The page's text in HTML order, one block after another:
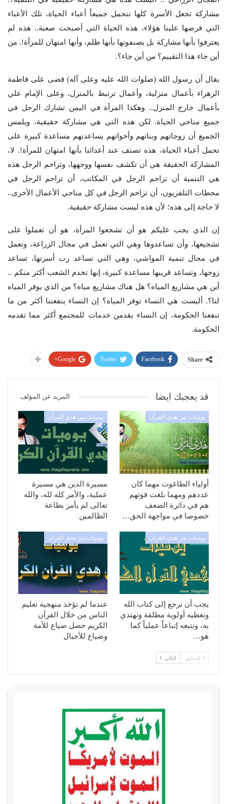
مشاركة تجعل الأسرة كلها تتحمل جميعاً أعباء الحياة، تلك الأعباء
التي فرضها علينا هؤلاء، هذه الحياة التي أصبحت صعبة.. هذه لم
يعترفوا بأنها مشاركة بل يصنفونها بأنها ظلم، وأنها امتهان للمرأة!. من
أين جاء هذا التقييم؟ من أين جاء؟.
يقال أن رسول الله (صلوات الله عليه وعلى آله) قضى على فاطمة
الزهراء بأعمال منزلية، وأعمال ترتبط بالمنزل، وعلى الإمام علي
بأعمال خارج المنزل.. وهكذا المرأة في اليمن تشارك الرجل في
جميع مناحي الحياة. لكن هذه التي هي مشاركة حقيقية، ويلمس
الجميع أن زوجاتهم وبناتهم وأخواتهم يساعدنهم مساعدة كبيرة على
تحمل أعباء الحياة، هذه تصنف عند أعدائنا بأنها امتهان للمرأة!. لا،
المشاركة الحقيقة هي أن تكشف نفسها ووجهها، وتزاحم الرجل هذه
هي التنمية أن تزاحم الرجل في المكاتب، أن تزاحم الرجل في
محطات التلفزيون، أن تزاحم الرجل في كل مناحي الأعمال الأخرى..
لا حاجة إلى هذه؛ لأن هذه ليست مشاركة حقيقية.
إن الذي يجب عليكم هو أن تشجعوا المرأة، هو أن تعملوا على
تشجيعها، وأن تساعدوها وهي التي تعمل في مجال الزراعة، وتعمل
في مجال تنمية المواشي، وهي التي تساعد رب أسرتها، تساعد
زوجها، وتساعد قريبها مساعدة كبيرة، إنها تخدم الشعب أكثر منكم ..
أين هي مشاريع المياه؟ هل هناك مشاريع مياه؟ من الذي يوفر المياه
لنا؟. أليست هي النساء توفر المياه؟ إن النساء ينفعننا أكثر من ما
تنفعنا الحكومة، إن النساء يقدمن خدمات للمجتمع أكثر مما تقدمه
الحكومة.
Share
Facebook
Twitter
Google+
قد يعجبك ايضا المزيد عن المؤلف
يوميات من هدي القرآن
أولياء الطاغوت مهما كان
عددهم ومهما بلغت قوتهم
هم في دائرة الضعف
خصوصا في مواجهة الحق…
يوميات من هدي القرآن
مسيرة الدين هي مسيرة
عملية، والأمر كله لله، والله
تعالى لم يأمر بطاعة
الظالمين
يوميات من هدي القرآن
يجب أن نرجع إلى كتاب الله
ونعطيه أولوية مطلقة ونهتدي
به، ونتبعه إتباعاً عملياً كما
هو…
يوميات من هدي القرآن
عندما لم تؤخذ منهجية تعليم
الناس من خلال القرآن
الكريم حصل ضياع للأمة
وضياع للأجيال
السابق التالي